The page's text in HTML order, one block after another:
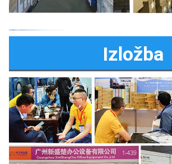
Izložba